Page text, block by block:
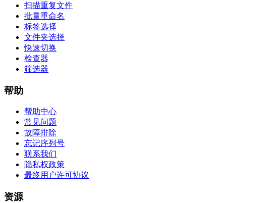
扫描重复文件
批量重命名
标签选择
文件夹选择
快速切换
检查器
筛选器
帮助
帮助中心
常见问题
故障排除
忘记序列号
联系我们
隐私权政策
最终用户许可协议
资源